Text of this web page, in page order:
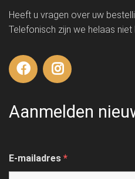
Heeft u vragen over uw
Telefonisch zijn we helaas niet
Aanmelden
E-mailadres *